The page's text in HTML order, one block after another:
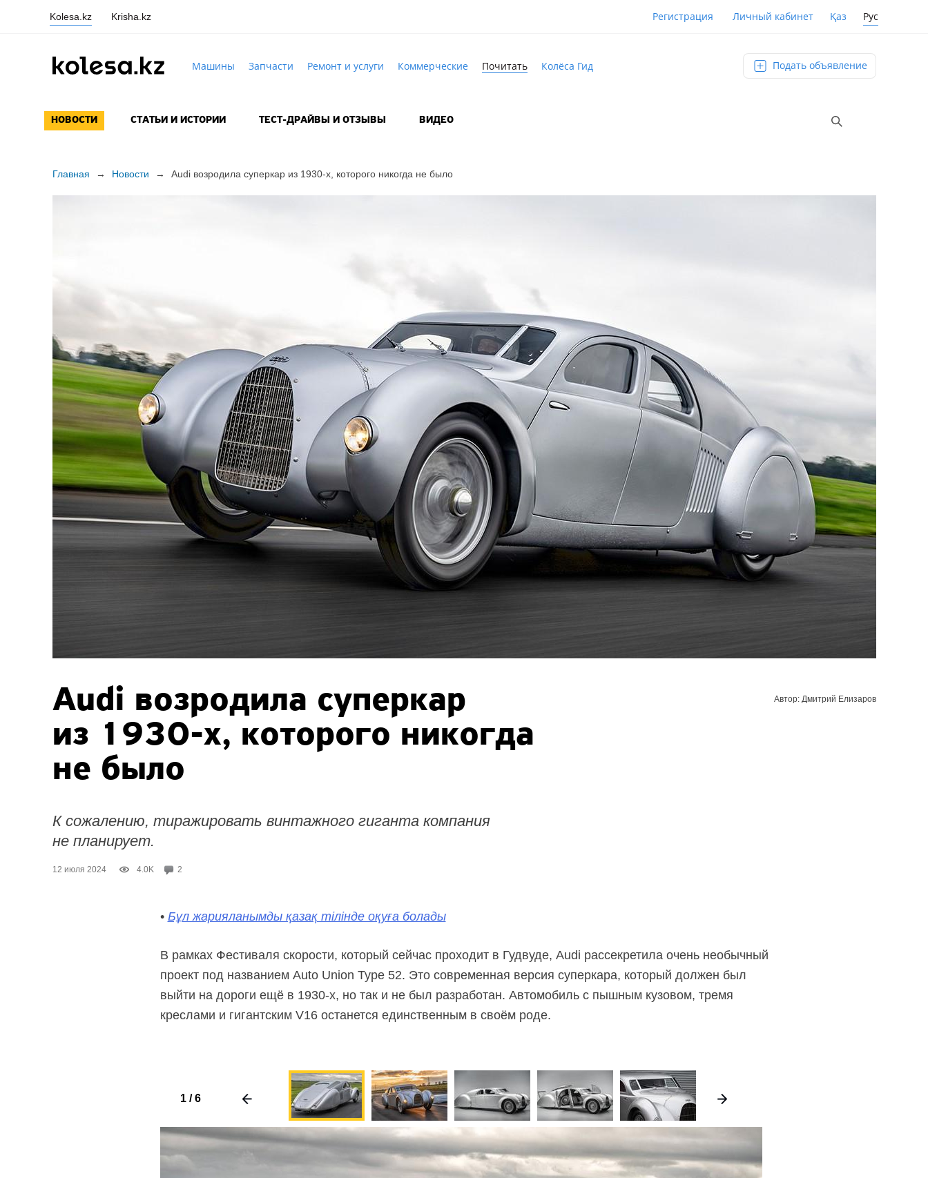
Kolesa.kz Krisha.kz Регистрация Личный кабинет Қаз Рус
Машины Запчасти Ремонт и услуги Коммерческие Почитать Колёса Гид Подать объявление
НОВОСТИ СТАТЬИ И ИСТОРИИ ТЕСТ-ДРАЙВЫ И ОТЗЫВЫ ВИДЕО
Главная → Новости → Audi возродила суперкар из 1930-х, которого никогда не было
Audi возродила суперкар
из 1930-х, которого никогда
не было
К сожалению, тиражировать винтажного гиганта компания
не планирует.
12 июля 2024 4.0K 2
Автор: Дмитрий Елизаров
• Бұл жарияланымды қазақ тілінде оқуға болады
В рамках Фестиваля скорости, который сейчас проходит в Гудвуде, Audi рассекретила очень необычный
проект под названием Auto Union Type 52. Это современная версия суперкара, который должен был
выйти на дороги ещё в 1930-х, но так и не был разработан. Автомобиль с пышным кузовом, тремя
креслами и гигантским V16 останется единственным в своём роде.
1/6